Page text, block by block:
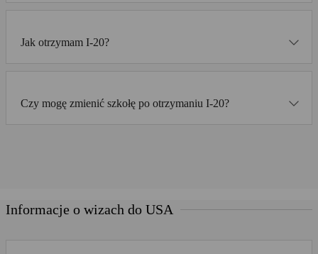
Jak otrzymam I-20?
Czy mogę zmienić szkołę po otrzymaniu I-20?
Informacje o wizach do USA